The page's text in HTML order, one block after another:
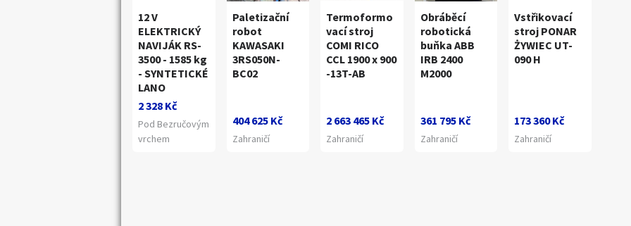
12 V
ELEKTRICKÝ
NAVIJÁK RS-
3500 - 1585 kg
- SYNTETICKÉ
LANO
2 328 Kč
Pod Bezručovým
vrchem
Paletizační
robot
KAWASAKI
3RS050N-
BC02
404 625 Kč
Zahraničí
Termoformo
vací stroj
COMI RICO
CCL 1900 x 900
-13T-AB
2 663 465 Kč
Zahraničí
Obráběcí
robotická
buňka ABB
IRB 2400
M2000
361 795 Kč
Zahraničí
Vstřikovací
stroj PONAR
ŻYWIEC UT-
090 H
173 360 Kč
Zahraničí